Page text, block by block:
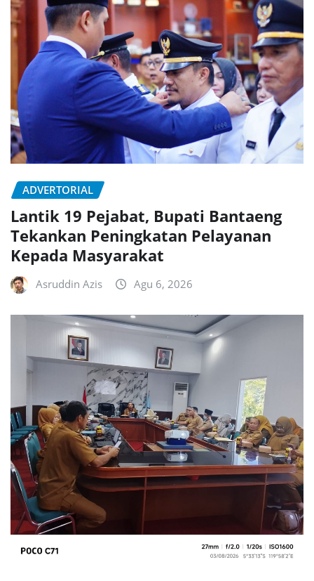
ADVERTORIAL
Lantik 19 Pejabat, Bupati Bantaeng
Tekankan Peningkatan Pelayanan
Kepada Masyarakat
Asruddin Azis Agu 6, 2026